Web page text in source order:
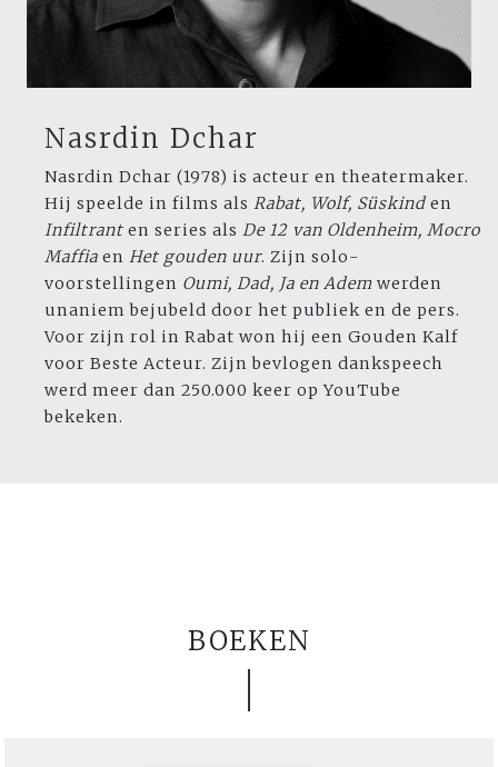
Nasrdin Dchar
Nasrdin Dchar (1978) is acteur en theater­maker.
Hij speelde in films als Rabat, Wolf, Süskind en
Infiltrant en series als De 12 van Oldenheim, Mocro
Maffia en Het gouden uur. Zijn solo­
voorstellingen Oumi, Dad, Ja en Adem werden
unaniem bejubeld door het publiek en de pers.
Voor zijn rol in Rabat won hij een Gouden Kalf
voor Beste Acteur. Zijn bevlogen dankspeech
werd meer dan 250.000 keer op YouTube
bekeken.
BOEKEN